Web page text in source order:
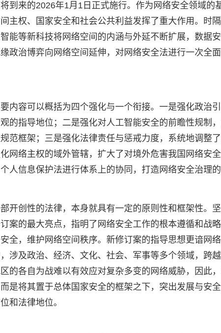
到来的2026年1月1日正式施行。作为网络安全领域的
主权、国家安全和社会公共利益发挥了重大作用。时
能等新科技将网络空间的内涵与外延不断扩展，数据
政治博弈向网络空间延伸，对网络安全法进行一次全
内容可以概括为四个强化与一个衔接。一是强化政治
的指导地位；二是强化对人工智能安全的前瞻性规制
范框架；三是强化法律责任与惩戒力度，系统地调整
网络主权的域外管辖，扩大了对境外危害我国网络安
人信息保护法进行体系上的协同，打造网络安全治理的
开创性的法律，本身就具有一定的原则性和框架性。
案的最大亮点，指明了网络安全工作的根本遵循和战
全，维护网络空间秩序。新修订案的指导思想更谙网
涉及政治、经济、文化、社会、军事等多个领域，跨
的各自为战难以有效应对复杂多变的网络威胁，因此
是将其置于总体国家安全的框架之下，突出发展与安
和法律地位。